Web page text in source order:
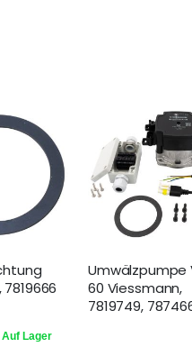
Lager
Umwälzpumpe
60 Viessmann,
7819749,